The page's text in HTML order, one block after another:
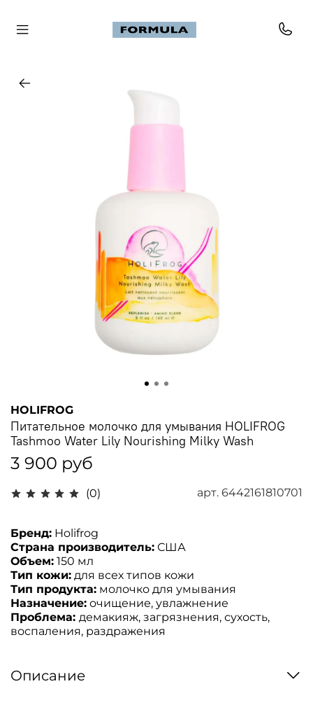
(0) арт. 6442161810701
HOLIFROG
Питательное молочко для умывания HOLIFROG
Tashmoo Water Lily Nourishing Milky Wash
3 900 руб
Бренд: Holifrog
Страна производитель: США
Объем: 150 мл
Тип кожи: для всех типов кожи
Тип продукта: молочко для умывания
Назначение: очищение, увлажнение
Проблема: демакияж, загрязнения, сухость,
воспаления, раздражения
Описание